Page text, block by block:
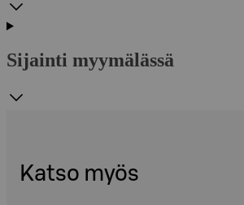
Sijainti myymälässä
Katso myös